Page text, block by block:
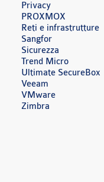
Privacy
PROXMOX
Reti e infrastrutture
Sangfor
Sicurezza
Trend Micro
Ultimate SecureBox
Veeam
VMware
Zimbra